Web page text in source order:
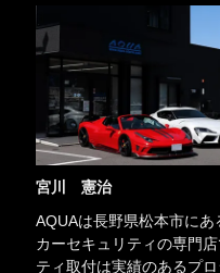
宮川 憲治
AQUAは長野県松本市に
カーセキュリティの専門
ティ取付は実績のあるプ